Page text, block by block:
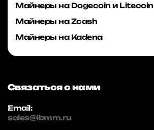
Майнеры на Dogecoin и Litecoin
Майнеры на Zcash
Майнеры на Kadena
Связаться с нами
Email:
sales@ibmm.ru